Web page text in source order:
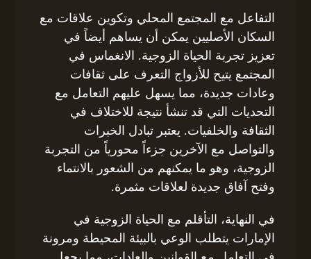
التفاعل مع المجتمع المحلي وتكوين علاقات مع
السكان الأصليين يمكن أن يساهم أيضاً في
تعزيز تجربة الحياة الزوجية. الانغماس في
المجتمع يتيح للأزواج التعرف على ثقافات
وعادات جديدة، مما يسهل عليهم التعامل مع
التحديات التي قد تنشأ نتيجة للاختلاف في
الثقافة والخلفيات. يعتبر تبادل الخبرات
والتواصل مع الآخرين جزءاً محورياً من التجربة
الزوجية، وهو ما يمكنهم من الشعور بالانتماء
وفتح آفاق جديدة لعلاقات مثمرة.
في النهاية، التأقلم مع الحياة الزوجية في
الإمارات يتطلب الوعي بالبيئة المحيطة ومرونة